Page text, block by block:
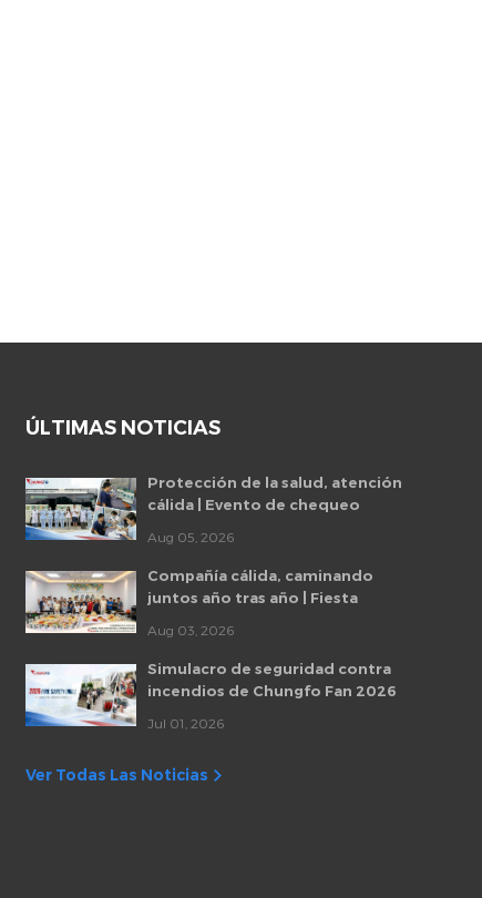
ÚLTIMAS NOTICIAS
Protección de la salud, atención
cálida | Evento de chequeo
Chungfo Fan 2026
Aug 05, 2026
Compañía cálida, caminando
juntos año tras año | Fiesta
empleados de Chungfo Fan
Aug 03, 2026
Simulacro de seguridad contra
incendios de Chungfo Fan 2026
Jul 01, 2026
Ver Todas Las Noticias